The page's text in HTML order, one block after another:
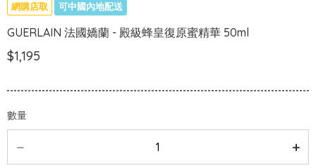
網購店取 可中國內地配送
GUERLAIN 法國嬌蘭 - 殿級蜂皇復原蜜精華 50ml
$1,195
數量